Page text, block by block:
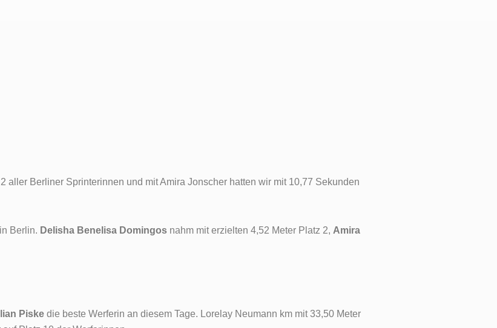
aller Berliner Sprinterinnen und mit Amira Jonscher hatten wir mit 10,77 Sekunden
Berlin. Delisha Benelisa Domingos nahm mit erzielten 4,52 Meter Platz 2, Amira
Piske die beste Werferin an diesem Tage. Lorelay Neumann km mit 33,50 Meter